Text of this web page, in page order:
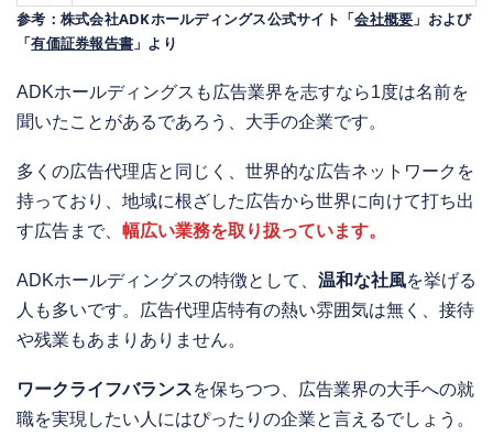
参考：株式会社ADKホールディングス公式サイト「会社概要 」および
「有価証券報告書 」より
ADKホールディングスも広告業界を志すなら1度は名前を
聞いたことがあるであろう、大手の企業です。
多くの広告代理店と同じく、世界的な広告ネットワークを
持っており、地域に根ざした広告から世界に向けて打ち出
す広告まで、 幅広い業務を取り扱っています。
ADKホールディングスの特徴として、 温和な社風を挙げる
人も多いです。広告代理店特有の熱い雰囲気は無く、接待
や残業もあまりありません。
ワークライフバランスを保ちつつ、広告業界の大手への就
職を実現したい人にはぴったりの企業と言えるでしょう。